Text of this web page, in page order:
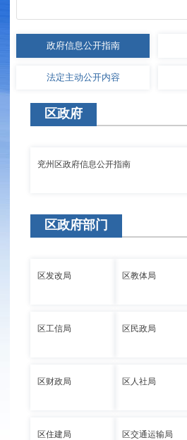
政府信息公开指南
法定主动公开内容
区政府
兖州区政府信息公开指南
区政府部门
区发改局 区教体局
区工信局 区民政局
区财政局 区人社局
区住建局 区交通运输局